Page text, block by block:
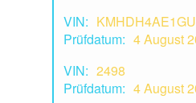
VIN:
Prüfdatum: 4 August
VIN: 2498
Prüfdatum: 4 August